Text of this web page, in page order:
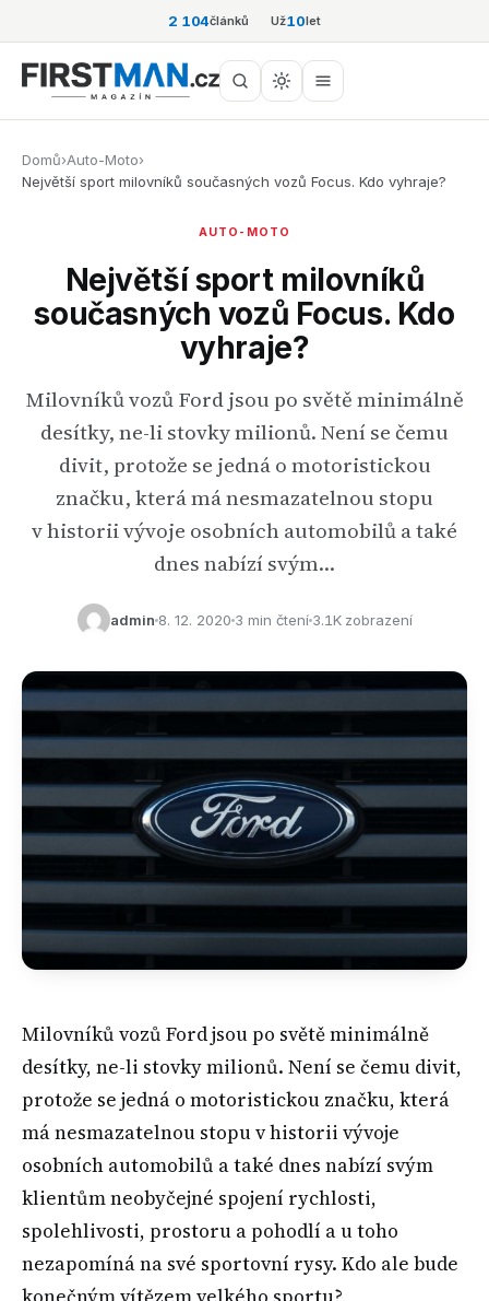
2 104článků Už10let
Domů›Auto-Moto›
Největší sport milovníků současných vozů Focus. Kdo vyhraje?
AUTO-MOTO
Největší sport milovníků
současných vozů Focus. Kdo
vyhraje?
Milovníků vozů Ford jsou po světě minimálně
desítky, ne-li stovky milionů. Není se čemu
divit, protože se jedná o motoristickou
značku, která má nesmazatelnou stopu
v historii vývoje osobních automobilů a také
dnes nabízí svým…
admin 8. 12. 2020 3 min čtení3.1K zobrazení
Milovníků vozů Ford jsou po světě minimálně
desítky, ne-li stovky milionů. Není se čemu divit,
protože se jedná o motoristickou značku, která
má nesmazatelnou stopu v historii vývoje
osobních automobilů a také dnes nabízí svým
klientům neobyčejné spojení rychlosti,
spolehlivosti, prostoru a pohodlí a u toho
nezapomíná na své sportovní rysy. Kdo ale bude